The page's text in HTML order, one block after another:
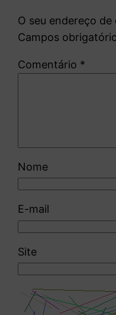
O seu endereço
Campos
Comentário *
Nome
E-mail
Site